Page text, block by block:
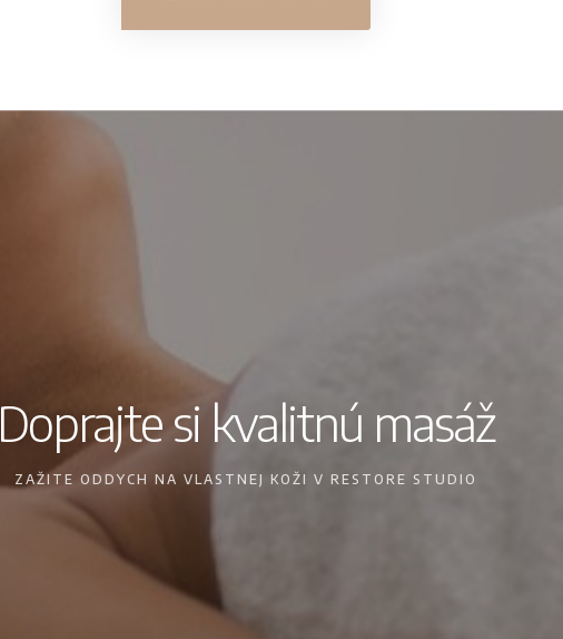
Doprajte si kvalitnú masáž
ZAŽITE ODDYCH NA VLASTNEJ KOŽI V RESTORE STUDIO